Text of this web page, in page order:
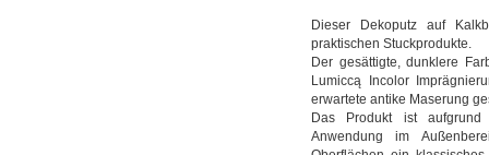
Dieser Dekoputz auf
praktischen Stuckprodukte.
Der gesättigte, dunklere
Lumiccą Incolor
erwartete antike Maserung
Das Produkt ist
Anwendung im